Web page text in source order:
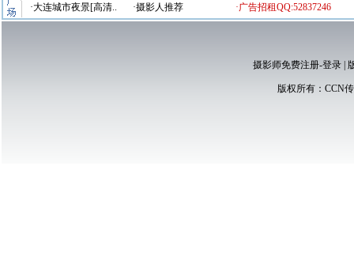
·大连城市夜景[高清..
·摄影人推荐 ·广告招租QQ:52837246
摄影师免费注册-登录|
版权所有： CCN